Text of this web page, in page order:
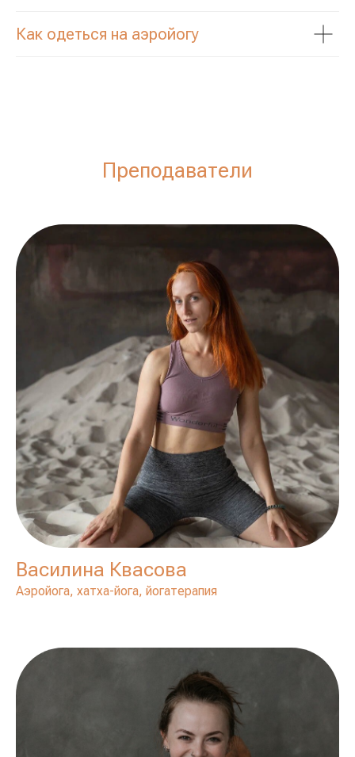
Как одеться на аэройогу
Преподаватели
Василина Квасова
Аэройога, хатха-йога, йогатерапия